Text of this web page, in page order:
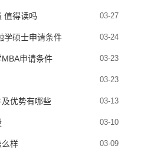
值得读吗 03-27
学硕士申请条件 03-24
申请条件 03-23
03-23
优势有哪些 03-13
03-10
么样 03-09